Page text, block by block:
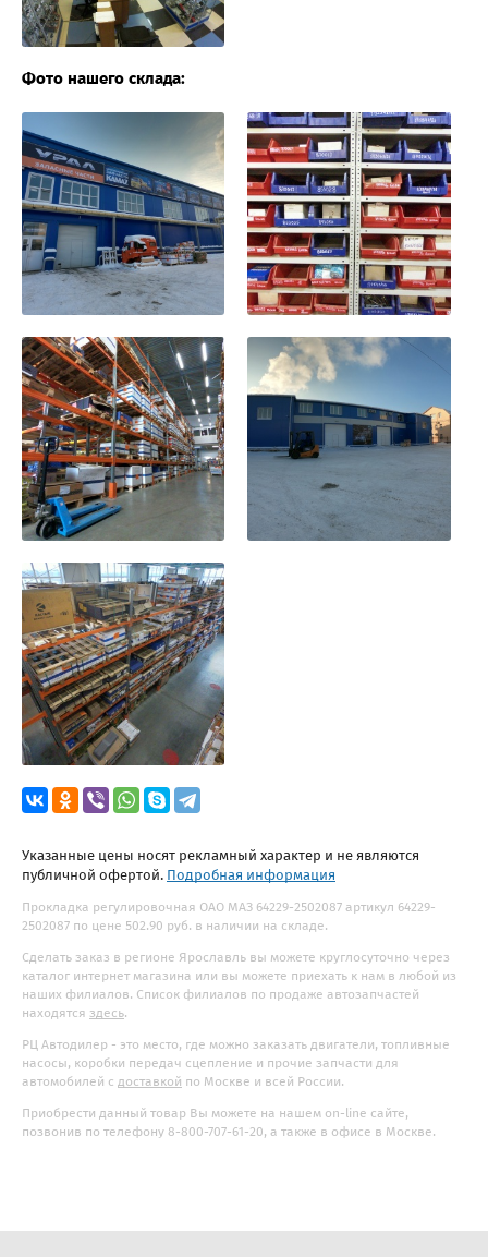
Фото нашего склада:
Указанные цены носят рекламный характер и не являются
публичной офертой. Подробная информация
Прокладка регулировочная ОАО МАЗ 64229-2502087 артикул 64229-
2502087 по цене 502.90 руб. в наличии на складе.
Сделать заказ в регионе Ярославль вы можете круглосуточно через
каталог интернет магазина или вы можете приехать к нам в любой из
наших филиалов. Список филиалов по продаже автозапчастей
находятся здесь.
РЦ Автодилер - это место, где можно заказать двигатели, топливные
насосы, коробки передач сцепление и прочие запчасти для
автомобилей с доставкой по Москве и всей России.
Приобрести данный товар Вы можете на нашем on-line сайте,
позвонив по телефону 8-800-707-61-20, а также в офисе в Москве.